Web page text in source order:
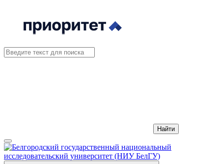
Найти